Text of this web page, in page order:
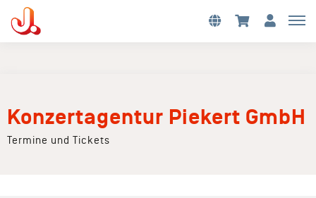
Konzertagentur Piekert GmbH
Termine und Tickets